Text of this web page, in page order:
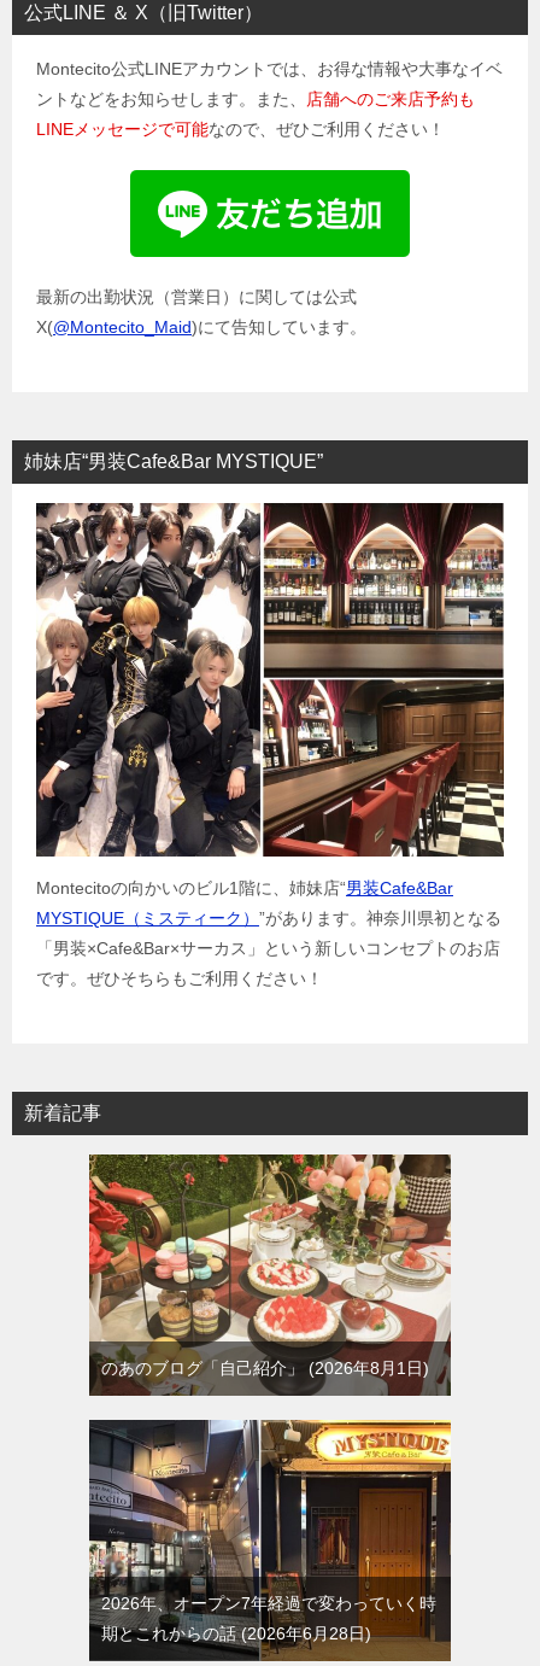
公式LINE ＆ X（旧Twitter）
Montecito公式LINEアカウントでは、お得な情報や大事なイベ
ントなどをお知らせします。また、 店舗へのご来店予約も
LINEメッセージで可能なので、ぜひご利用ください！
最新の出勤状況（営業日）に関しては公式
X(@Montecito_Maid)にて告知しています。
姉妹店“男装Cafe&Bar MYSTIQUE”
Montecitoの向かいのビル1階に、姉妹店“男装Cafe&Bar
MYSTIQUE（ミスティーク） ”があります。神奈川県初となる
「男装×Cafe&Bar×サーカス」という新しいコンセプトのお店
です。ぜひそちらもご利用ください！
新着記事
のあのブログ「自己紹介」 2026年8月1日
2026年、オープン7年経過で変わっていく時
期とこれからの話 2026年6月28日